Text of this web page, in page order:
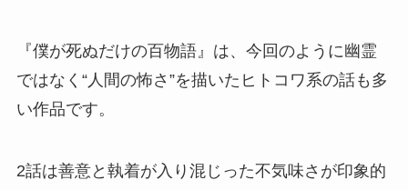
『僕が死ぬだけの百物語』は、今回のように幽霊
ではなく“人間の怖さ”を描いたヒトコワ系の話も多
い作品です。
2話は善意と執着が入り混じった不気味さが印象的